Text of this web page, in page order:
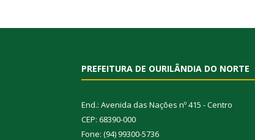
PREFEITURA DE OURILÂNDIA DO NORTE
End.: Avenida das Nações nº 415 - Centro
CEP: 68390-000
Fone: (94) 99300-5736